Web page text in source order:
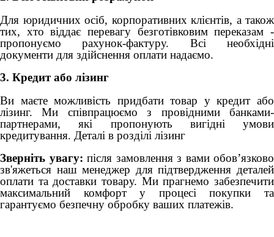
Для юридичних осіб, корпоративних клієнтів, а також
тих, хто віддає перевагу безготівковим переказам -
пропонуємо рахунок-фактуру. Всі необхідні
документи для здійснення оплати надаємо.
3. Кредит або лізинг
Ви маєте можливість придбати товар у кредит або
лізинг. Ми співпрацюємо з провідними банками-
партнерами, які пропонують вигідні умови
кредитування. Деталі в розділі лізинг
Зверніть увагу: після замовлення з вами обов’язково
зв'яжеться наш менеджер для підтвердження деталей
оплати та доставки товару. Ми прагнемо забезпечити
максимальний комфорт у процесі покупки та
гарантуємо безпечну обробку ваших платежів.